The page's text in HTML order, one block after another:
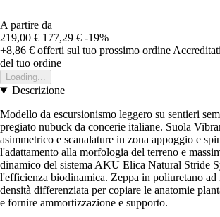
A partire da
219,00 € 177,29 € -19%
+8,86 € offerti sul tuo prossimo ordine
del tuo ordine
Loading...
Descrizione
Modello da escursionismo leggero su sentieri
pregiato nubuck da concerie italiane. Suola
asimmetrico e scanalature in zona appoggio e
l'adattamento alla morfologia del terreno e
dinamico del sistema AKU Elica Natural Stride
l'efficienza biodinamica. Zeppa in poliuretano ad
densità differenziata per copiare le anatomie
e fornire ammortizzazione e supporto.